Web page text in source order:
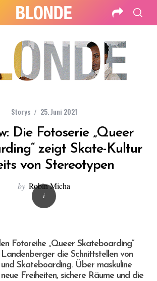
Storys 25. Juni 2021
Die Fotoserie „Queer
zeigt Skate-Kultur
von Stereotypen
by Robin Micha
Fotoreihe „Queer Skateboarding“
die Schnittstellen von
Skateboarding. Über maskuline
neue Freiheiten, sichere Räume und die